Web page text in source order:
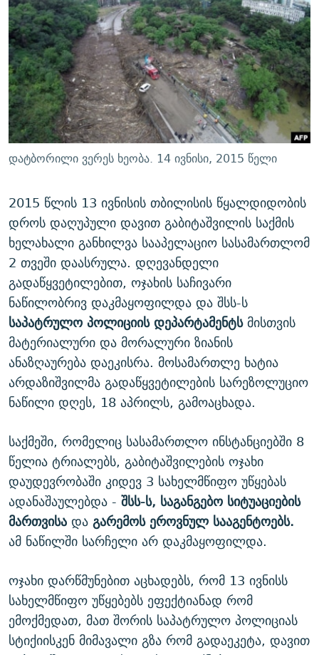
ᲛᲝᲚᲐᲞᲐᲠᲐᲙᲔ ᲢᲔᲥᲡᲢᲔᲑᲘ
ᲨᲘᲜ - ᲣᲪᲮᲝᲔᲗᲨᲘ
ᲚᲘᲢᲔᲠᲐᲢᲣᲠᲣᲚᲘ ᲬᲐᲮᲜᲐᲒᲔᲑᲘ
ᲐᲛᲔᲠᲘᲙᲣᲚᲘ ᲛᲝᲗᲮᲠᲝᲑᲐ
ᲘᲛᲞᲔᲠᲘᲐ ᲓᲐ ᲠᲐᲓᲘᲝ
ᲩᲔᲛᲘ ᲡᲘᲙᲕᲓᲘᲚᲘᲡ ᲛᲘᲖᲔᲖᲘᲐ COVID-19
11 ᲬᲔᲚᲘ - 11 ᲐᲛᲑᲐᲕᲘ
ᲡᲐᲞᲐᲠᲚᲐᲛᲔᲜᲢᲝ ᲐᲠᲩᲔᲕᲜᲔᲑᲘᲡ ᲘᲡᲢᲝᲠᲘᲐ
ᲑᲐᲕᲨᲕᲔᲑᲘ ᲞᲠᲝᲡᲢᲘᲢᲣᲪᲘᲐᲨᲘ - ᲐᲛᲝᲣᲗᲥᲛᲔᲚᲘ ᲐᲛᲑᲐᲕᲘ
5 ᲐᲛᲑᲐᲕᲘ - 20 ᲘᲕᲜᲘᲡᲡ ᲓᲐᲨᲐᲕᲔᲑᲣᲚᲔᲑᲘ
ᲐᲒᲕᲘᲡᲢᲝᲡ ᲝᲛᲘ
ПРИВЕТ ᲙᲣᲚᲢᲣᲠᲐ
ᲒᲐᲛᲝᲘᲬᲔᲠᲔ
რთე/რთ-ის ყველა საიტი
დატბორილი ვერეს ხეობა. 14 ივნისი, 2015 წელი
2015 წლის 13 ივნისის თბილისის წყალდიდობის
დროს დაღუპული დავით გაბიტაშვილის საქმის
ხელახალი განხილვა სააპელაციო სასამართლომ
2 თვეში დაასრულა. დღევანდელი
გადაწყვეტილებით, ოჯახის საჩივარი
ნაწილობრივ დაკმაყოფილდა და შსს-ს
საპატრულო პოლიციის დეპარტამენტსმისთვის
მატერიალური და მორალური ზიანის
ანაზღაურება დაეკისრა. მოსამართლე ხატია
არდაზიშვილმა გადაწყვეტილების სარეზოლუციო
ნაწილი დღეს, 18 აპრილს, გამოაცხადა.
საქმეში, რომელიც სასამართლო ინსტანციებში 8
წელია ტრიალებს, გაბიტაშვილების ოჯახი
დაუდევრობაში კიდევ 3 სახელმწიფო უწყებას
ადანაშაულებდა - შსს-ს, საგანგებო სიტუაციების
მართვისადაგარემოს ეროვნულ სააგენტოებს.
ამ ნაწილში სარჩელი არ დაკმაყოფილდა.
ოჯახი დარწმუნებით აცხადებს, რომ 13 ივნისს
სახელმწიფო უწყებებს ეფექტიანად რომ
ემოქმედათ, მათ შორის საპატრულო პოლიციას
სტიქიისკენ მიმავალი გზა რომ გადაეკეტა, დავით